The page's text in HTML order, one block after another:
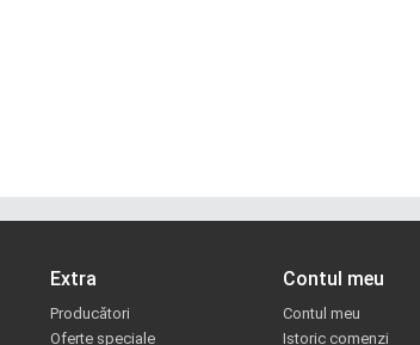
Extra
Producători
Oferte speciale
Contul meu
Contul meu
Istoric comenzi